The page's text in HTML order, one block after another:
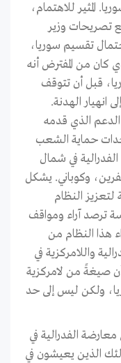
المثیر للاهتمام،
تصریحات وزیر
تقسیم سوریا،
لمؤتمر جنیف 3، الذي كان من المفترض أنه
قبل أن تتوقف
انهيار الهدنة.
الدعم الذي قدمه
حماية الشعب
في شمال
وكوباني. يشكل
لتعزيز النظام
ترصد آراء ومواقف
هذا النظام من
واللامركزية في
صيغةً من لامركزية
ولكن ليس إلى حد
الفدرالية في
الذين يعيشون في